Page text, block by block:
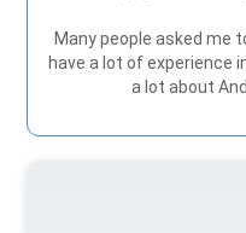
Many people asked me
have a lot of experience
a lot about